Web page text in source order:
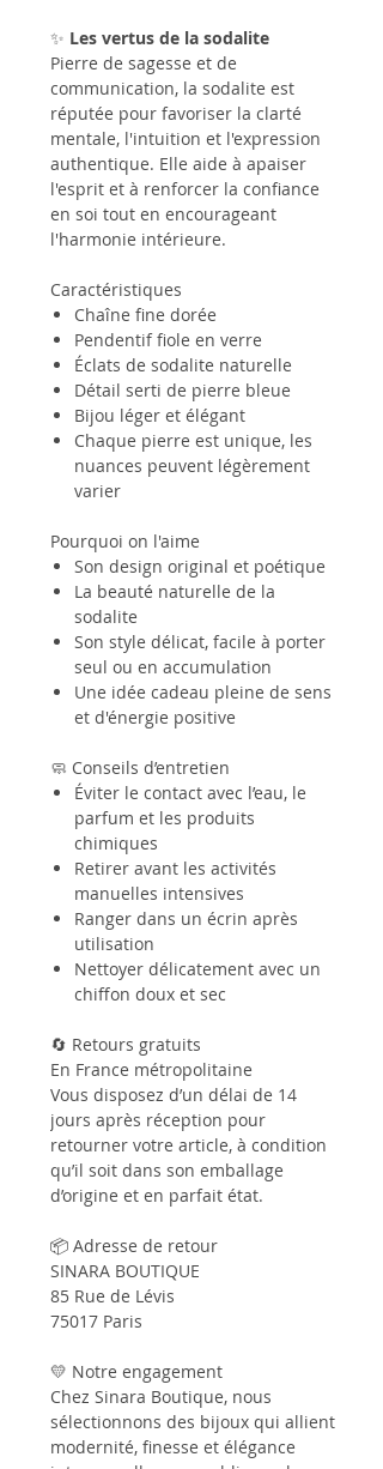
✨ Les vertus de la sodalite
Pierre de sagesse et de
communication, la sodalite est
réputée pour favoriser la clarté
mentale, l'intuition et l'expression
authentique. Elle aide à apaiser
l'esprit et à renforcer la confiance
en soi tout en encourageant
l'harmonie intérieure.
Caractéristiques
Chaîne fine dorée
Pendentif fiole en verre
Éclats de sodalite naturelle
Détail serti de pierre bleue
Bijou léger et élégant
Chaque pierre est unique, les
nuances peuvent légèrement
varier
Pourquoi on l'aime
Son design original et poétique
La beauté naturelle de la
sodalite
Son style délicat, facile à porter
seul ou en accumulation
Une idée cadeau pleine de sens
et d'énergie positive
🧼 Conseils d’entretien
Éviter le contact avec l’eau, le
parfum et les produits
chimiques
Retirer avant les activités
manuelles intensives
Ranger dans un écrin après
utilisation
Nettoyer délicatement avec un
chiffon doux et sec
🔄 Retours gratuits
En France métropolitaine
Vous disposez d’un délai de 14
jours après réception pour
retourner votre article, à condition
qu’il soit dans son emballage
d’origine et en parfait état.
📦 Adresse de retour
SINARA BOUTIQUE
85 Rue de Lévis
75017 Paris
💛 Notre engagement
Chez Sinara Boutique, nous
sélectionnons des bijoux qui allient
modernité, finesse et élégance